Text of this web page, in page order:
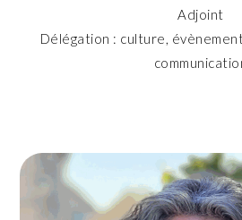
Adjoint
Délégation : culture,